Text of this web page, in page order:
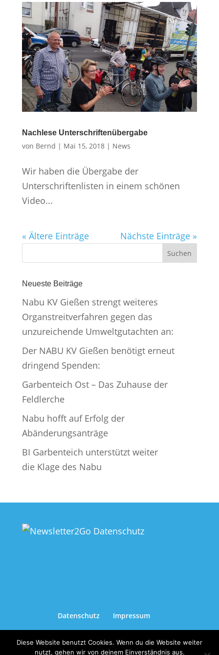
Nachlese Unterschriftenübergabe
von Bernd | Mai 15, 2018| News
Wir haben die Übergabe der
Unterschriftenlisten in einem schönen
Video...
« Ältere Einträge Nächste Einträge »
Neueste Beiträge
Nabu KV Gießen strengt weiteres
Organstreitverfahren gegen das
unzureichende Umweltgutachten an:
Der NABU KV Gießen benötigt erneut
dringend Spenden:
Garbenteich Ost – Das Zuhause der
Feldlerche
Nabu hofft auf Erfolg der
Abänderungsanträge
BI Garbenteich unterstützt weiter
die Klage des Nabu
Datenschutz Impressum
Diese Website benutzt Cookies. Wenn du die Website weiter
nutzt, gehen wir von deinem Einverständnis aus.